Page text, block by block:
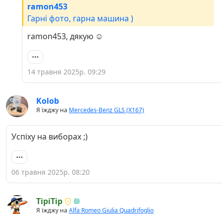
ramon453
Гарні фото, гарна машина )
ramon453, дякую ☺️
14 травня 2025р. 09:29
Kolob
Я їжджу на Mercedes-Benz GLS (X167)
Успіху на виборах ;)
06 травня 2025р. 08:20
TipiTip
Я їжджу на Alfa Romeo Giulia Quadrifoglio